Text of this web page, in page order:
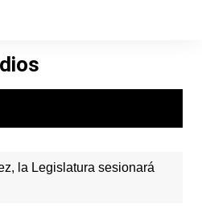
la Legislatura sesionará